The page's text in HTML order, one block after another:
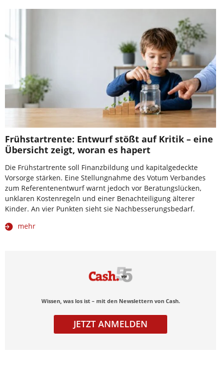
Frühstartrente: Entwurf stößt auf Kritik – eine
Übersicht zeigt, woran es hapert
Die Frühstartrente soll Finanzbildung und kapitalgedeckte
Vorsorge stärken. Eine Stellungnahme des Votum Verbandes
zum Referentenentwurf warnt jedoch vor Beratungslücken,
unklaren Kostenregeln und einer Benachteiligung älterer
Kinder. An vier Punkten sieht sie Nachbesserungsbedarf.
mehr
Wissen, was los ist – mit den Newslettern von Cash.
JETZT ANMELDEN